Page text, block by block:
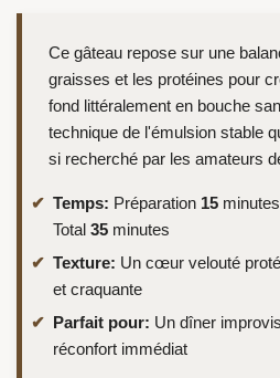
Ce gâteau repose sur une
graisses et les protéines pour
fond littéralement en bouche
technique de l'émulsion stable
si recherché par les amateurs
Temps: Préparation 15
Total 35 minutes
Texture: Un cœur velouté
et craquante
Parfait pour: Un dîner
réconfort immédiat